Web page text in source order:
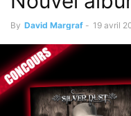
By David Margraf - 19 avril